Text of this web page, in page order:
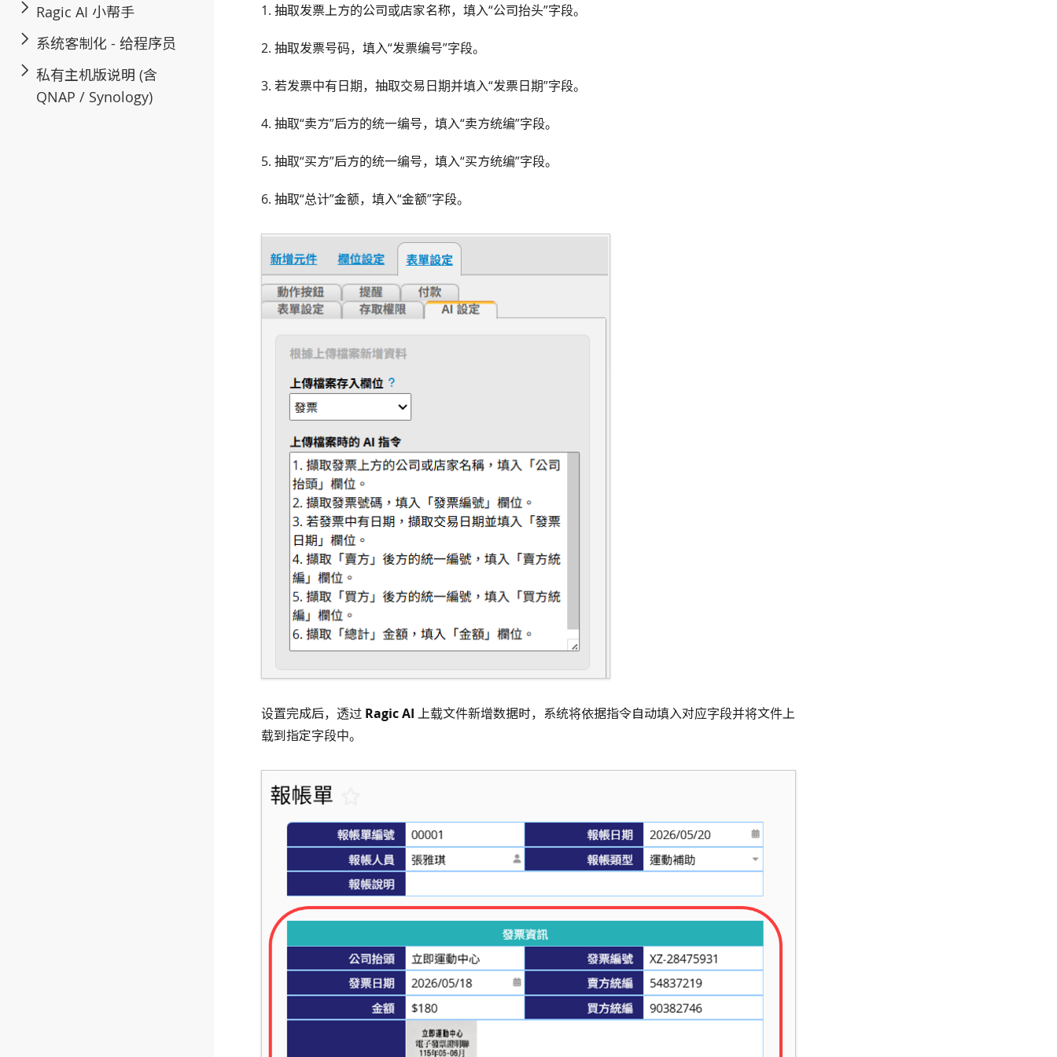
Ragic AI 小帮手
系统客制化 - 给程序员
私有主机版说明 (含
QNAP / Synology)
1. 抽取发票上方的公司或店家名称，填入“公司抬头”字段。
2. 抽取发票号码，填入“发票编号”字段。
3. 若发票中有日期，抽取交易日期并填入“发票日期”字段。
4. 抽取“卖方”后方的统一编号，填入“卖方统编”字段。
5. 抽取“买方”后方的统一编号，填入“买方统编”字段。
6. 抽取“总计”金额，填入“金额”字段。
设置完成后，透过 Ragic AI 上载文件新增数据时，系统将依据指令自动填入对应字段并将文件上
载到指定字段中。